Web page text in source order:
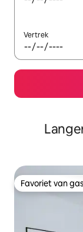
Vertrek
Favoriet van
Favoriet van